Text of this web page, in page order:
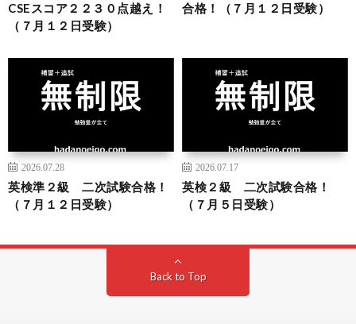
CSEスコア２２３０点越え！
（７月１２日受験）
合格！（７月１２日受験）
2026.07.28
英検準２級 二次試験合格！
（７月１２日受験）
2026.07.17
英検２級 二次試験合格！
（７月５日受験）
Back to Top